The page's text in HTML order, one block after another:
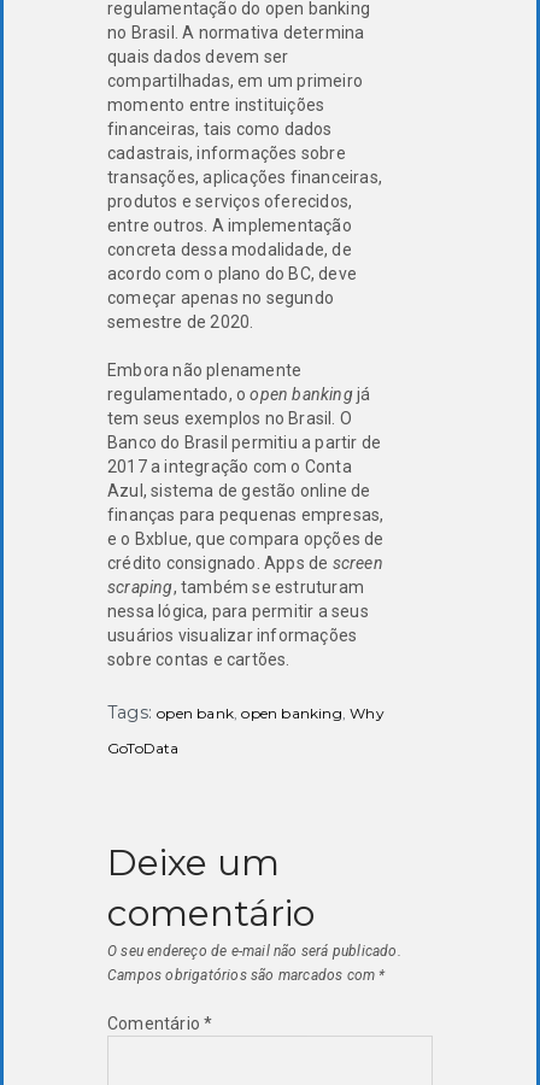
regulamentação do open banking
no Brasil. A normativa determina
quais dados devem ser
compartilhadas, em um primeiro
momento entre instituições
financeiras, tais como dados
cadastrais, informações sobre
transações, aplicações financeiras,
produtos e serviços oferecidos,
entre outros. A implementação
concreta dessa modalidade, de
acordo com o plano do BC, deve
começar apenas no segundo
semestre de 2020.
Embora não plenamente
regulamentado, oopen bankingjá
tem seus exemplos no Brasil. O
Banco do Brasil permitiu a partir de
2017 a integração com o Conta
Azul, sistema de gestão online de
finanças para pequenas empresas,
e o Bxblue, que compara opções de
crédito consignado. Apps de screen
scraping, também se estruturam
nessa lógica, para permitir a seus
usuários visualizar informações
sobre contas e cartões.
Tags:open bank ,open banking ,Why
GoToData
Deixe um
comentário
O seu endereço de e-mail não será publicado.
Campos obrigatórios são marcados com *
Comentário*